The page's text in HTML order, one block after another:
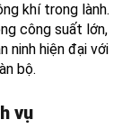
khí trong lành.
công suất lớn,
ninh hiện đại với
bộ.
vụ